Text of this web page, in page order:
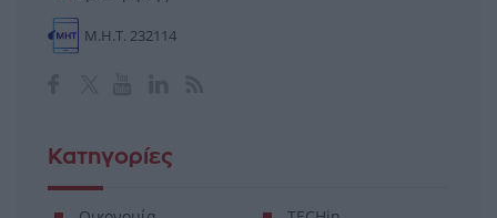
Μ.Η.Τ. 232114
Κατηγορίες